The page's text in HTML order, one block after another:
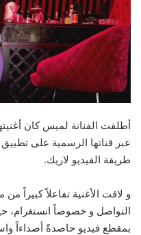
أطلقت الفنانة لميس كان
عبر قناتها الرسمية على
طريقة الفيديو لاريك.
و لاقت الأغنية تفاعلاً
التواصل و خصوصاً انستغرام،
بمقطع فيديو حاصدةً أصداءاً